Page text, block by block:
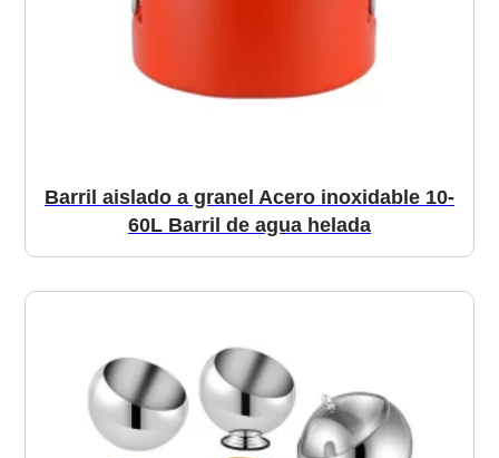
Barril aislado a granel Acero inoxidable 10-
60L Barril de agua helada